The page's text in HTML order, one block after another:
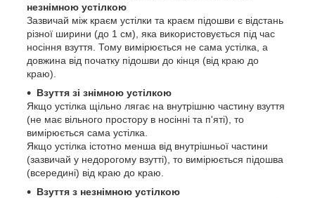
незнімною устілкою
Зазвичай між краєм устілки та краєм підошви є відстань
різної ширини (до 1 см), яка використовується під час
носіння взуття. Тому вимірюється не сама устілка, а
довжина від початку підошви до кінця (від краю до
краю).
Взуття зі знімною устілкою
Якщо устілка щільно лягає на внутрішню частину взуття
(не має вільного простору в носінні та п'яті), то
вимірюється сама устілка.
Якщо устілка істотно менша від внутрішньої частини
(зазвичай у недорогому взутті), то вимірюється підошва
(всередині) від краю до краю.
Взуття з незнімною устілкою